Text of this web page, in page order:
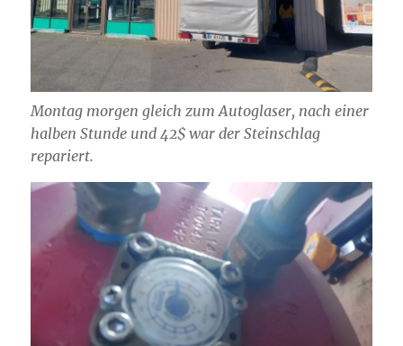
Montag morgen gleich zum Autoglaser, nach einer
halben Stunde und 42$ war der Steinschlag
repariert.